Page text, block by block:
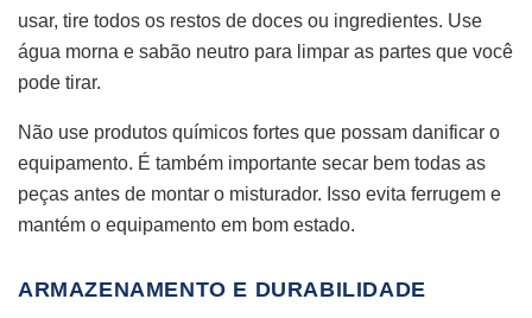
usar, tire todos os restos de doces ou ingredientes. Use
água morna e sabão neutro para limpar as partes que você
pode tirar.
Não use produtos químicos fortes que possam danificar o
equipamento. É também importante secar bem todas as
peças antes de montar o misturador. Isso evita ferrugem e
mantém o equipamento em bom estado.
ARMAZENAMENTO E DURABILIDADE